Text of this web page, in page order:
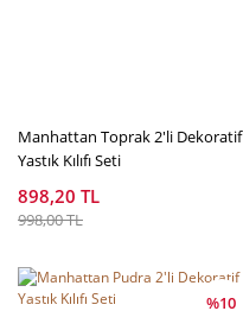
Manhattan Toprak 2'li Dekoratif
Yastık Kılıfı Seti
898,20 TL
998,00 TL
%10